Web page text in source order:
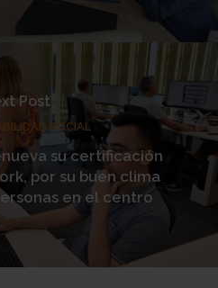
Post
SOCIAL
su certificación
por su buen clima
en el centro